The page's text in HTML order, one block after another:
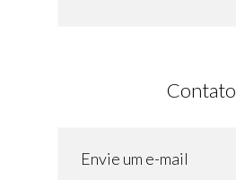
Contato
Envie um e-mail